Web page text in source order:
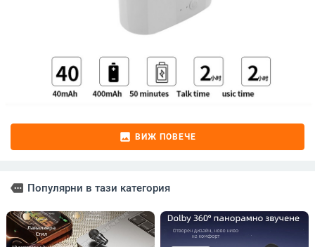
image ВИЖ ПОВЕЧЕ
more Популярни в тази категория